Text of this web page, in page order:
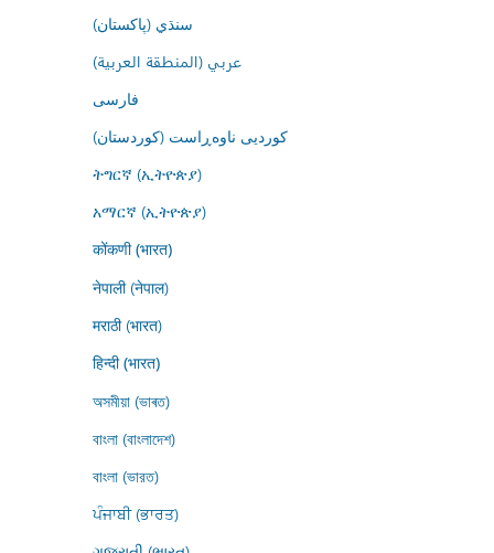
سنڌي (پاکستان)
عربي (المنطقة العربية)
فارسى
کوردیی ناوەڕاست (کوردستان)
ትግርኛ (ኢትዮጵያ)
አማርኛ (ኢትዮጵያ)
कोंकणी (भारत)
नेपाली (नेपाल)
मराठी (भारत)
हिन्दी (भारत)
অসমীয়া (ভাৰত)
বাংলা (বাংলাদেশ)
বাংলা (ভারত)
ਪੰਜਾਬੀ (ਭਾਰਤ)